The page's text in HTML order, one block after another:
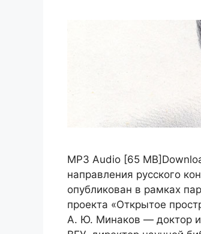
MP3 Audio [65
направления русского
опубликован в рамках
проекта «Открытое
А. Ю. Минаков — доктор